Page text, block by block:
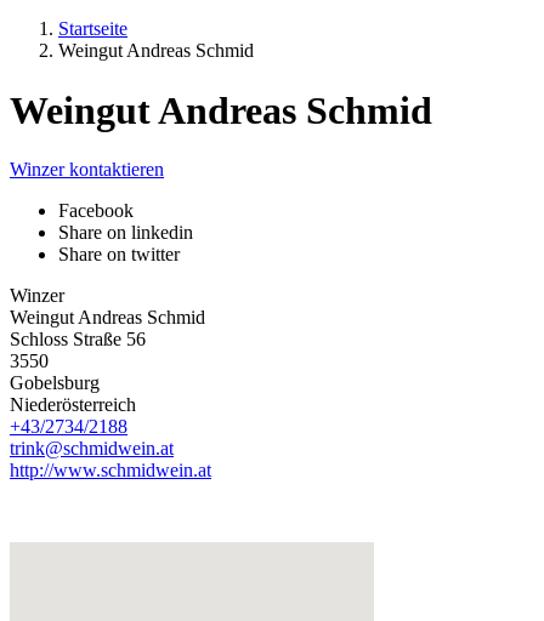
Startseite
Weingut Andreas Schmid
Weingut Andreas Schmid
Winzer kontaktieren
Facebook
Share on linkedin
Share on twitter
Winzer
Weingut Andreas Schmid
Schloss Straße 56
3550
Gobelsburg
Niederösterreich
+43/2734/2188
trink@schmidwein.at
http://www.schmidwein.at